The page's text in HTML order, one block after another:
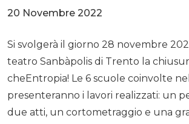
20 Novembre 2022
Si svolgerà il giorno 28 novembre
teatro Sanbàpolis di Trento la
cheEntropia! Le 6 scuole coinvolte
presenteranno i lavori realizzati: un
due atti, un cortometraggio e una